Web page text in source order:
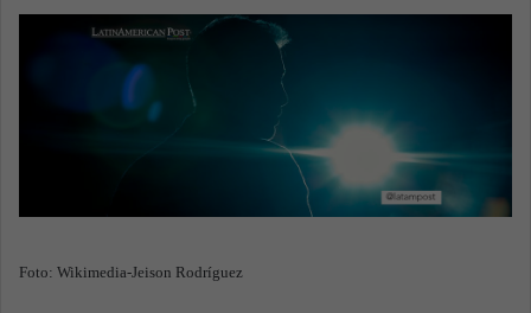
a
Foto: Wikimedia-Jeison Rodríguez